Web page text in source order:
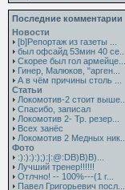
Последние комментарии
Новости
[b]Репортаж из газеты ...
был офсайд 53мин 40 се...
Скорее был гол армейце...
Гинер, Малюков, "арген...
А в чём причины столь ...
Статьи
Локомотив-2 стоит выше...
Спасибо, записал
Локомотив 2- Тр. резер...
Всех занёс
Локомотив 2 Медных ник...
Фото
:):):):);):|:@:DB)B)B)...
Лучший тренер!!!!!!
Отлчно! -- 100%---(1 г...
Павел Григорьевич посл...